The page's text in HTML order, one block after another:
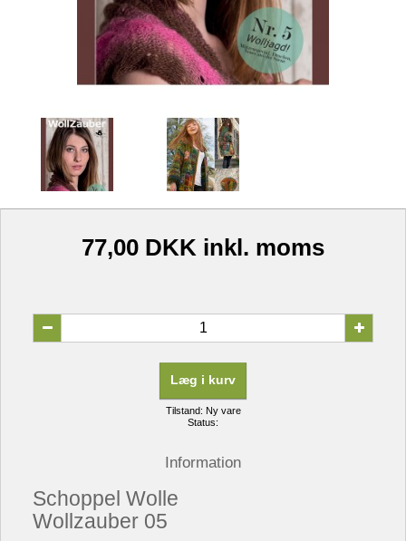
77,00 DKK inkl. moms
Læg i kurv
Tilstand: Ny vare
Status:
Information
Schoppel Wolle
Wollzauber 05